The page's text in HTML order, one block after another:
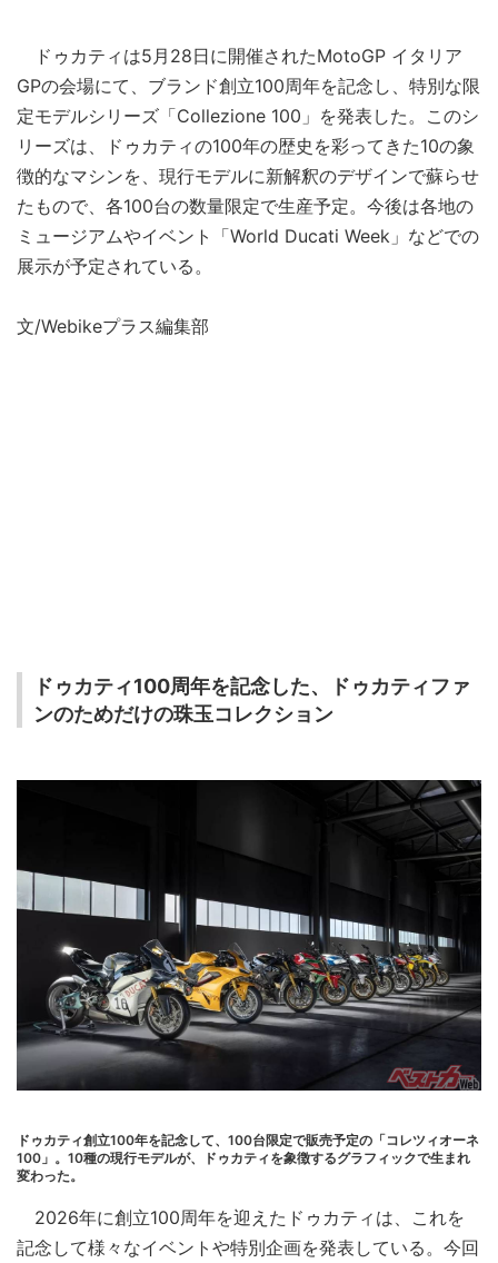
ドゥカティは5月28日に開催されたMotoGP イタリア
GPの会場にて、ブランド創立100周年を記念し、特別な限
定モデルシリーズ「Collezione 100」を発表した。このシ
リーズは、ドゥカティの100年の歴史を彩ってきた10の象
徴的なマシンを、現行モデルに新解釈のデザインで蘇らせ
たもので、各100台の数量限定で生産予定。今後は各地の
ミュージアムやイベント「World Ducati Week」などでの
展示が予定されている。
文/Webikeプラス編集部
ドゥカティ100周年を記念した、ドゥカティファ
ンのためだけの珠玉コレクション
ドゥカティ創立100年を記念して、100台限定で販売予定の「コレツィオーネ
100」。10種の現行モデルが、ドゥカティを象徴するグラフィックで生まれ
変わった。
2026年に創立100周年を迎えたドゥカティは、これを
記念して様々なイベントや特別企画を発表している。今回